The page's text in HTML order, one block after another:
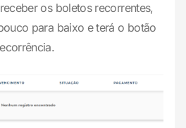
os boletos recorrentes,
para baixo e terá o botão